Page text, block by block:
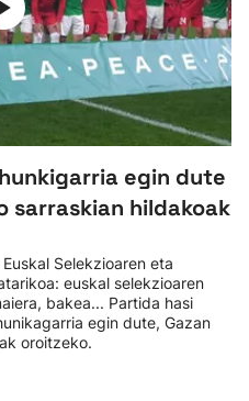
egin dute
sarraskian hildakoak
Selekzioaren eta
euskal selekzioaren
bakea... Partida hasi
egin dute, Gazan
oroitzeko.